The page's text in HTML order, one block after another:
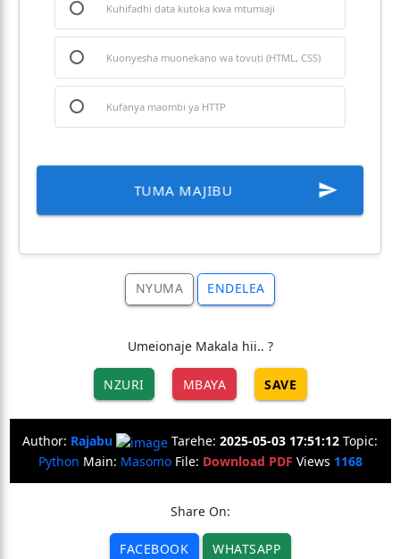
Kuhifadhi data kutoka kwa mtumiaji
Kuonyesha muonekano wa tovuti (HTML, CSS)
Kufanya maombi ya HTTP
send
TUMA MAJIBU
NYUMA ENDELEA
Umeionaje Makala hii.. ?
NZURI MBAYA SAVE
Author: Rajabu Tarehe: 2025-05-03 17:51:12 Topic:
Python Main: MasomoFile: Download PDF Views 1168
Share On:
FACEBOOK WHATSAPP